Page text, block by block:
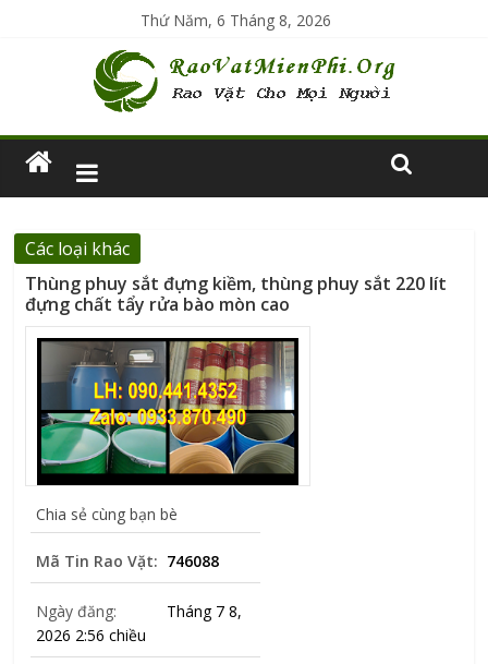
Thứ Năm, 6 Tháng 8, 2026
Các loại khác
Thùng phuy sắt đựng kiềm, thùng phuy sắt 220 lít
đựng chất tẩy rửa bào mòn cao
Chia sẻ cùng bạn bè
Mã Tin Rao Vặt: 746088
Ngày đăng:
Tháng 7 8,
2026 2:56 chiều